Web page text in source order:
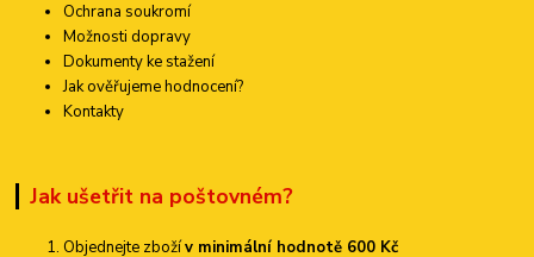
Ochrana soukromí
Možnosti dopravy
Dokumenty ke stažení
Jak ověřujeme hodnocení?
Kontakty
Jak ušetřit na poštovném?
Objednejte zbožív minimální hodnotě 600 Kč